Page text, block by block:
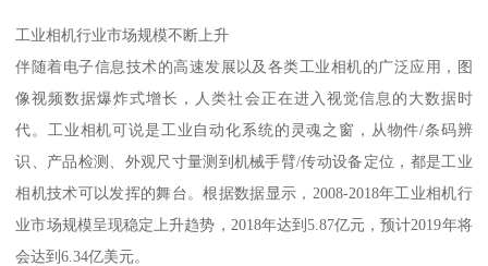
工业相机行业市场规模不断上升
伴随着电子信息技术的高速发展以及各类工业相机的广泛应用，图
像视频数据爆炸式增长，人类社会正在进入视觉信息的大数据时
代。工业相机可说是工业自动化系统的灵魂之窗，从物件/条码辨
识、产品检测、外观尺寸量测到机械手臂/传动设备定位，都是工业
相机技术可以发挥的舞台。根据数据显示，2008-2018年工业相机行
业市场规模呈现稳定上升趋势，2018年达到5.87亿元，预计2019年将
会达到6.34亿美元。